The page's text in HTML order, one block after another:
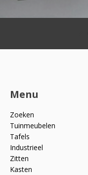
Menu
Zoeken
Tuinmeubelen
Tafels
Industrieel
Zitten
Kasten